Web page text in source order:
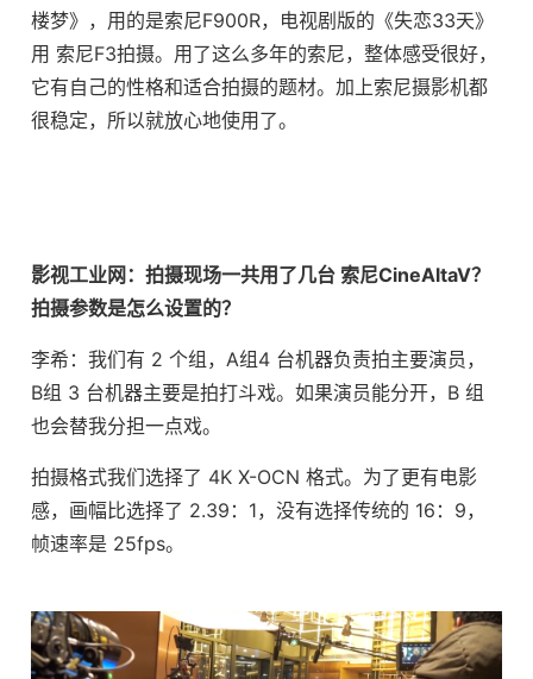
楼梦》，用的是索尼F900R，电视剧版的《失恋33天》
用 索尼F3拍摄。用了这么多年的索尼，整体感受很好，
它有自己的性格和适合拍摄的题材。加上索尼摄影机都
很稳定，所以就放心地使用了。
影视工业网：拍摄现场一共用了几台 索尼CineAltaV？
拍摄参数是怎么设置的？
李希：我们有 2 个组，A组4 台机器负责拍主要演员，
B组 3 台机器主要是拍打斗戏。如果演员能分开，B 组
也会替我分担一点戏。
拍摄格式我们选择了 4K X-OCN 格式。为了更有电影
感，画幅比选择了 2.39：1，没有选择传统的 16：9，
帧速率是 25fps。